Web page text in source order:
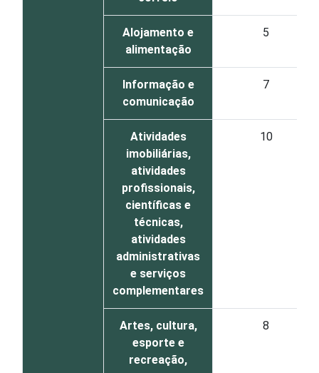
Alojamento e
alimentação
5
Informação e
comunicação
7
Atividades
imobiliárias,
atividades
profissionais,
científicas e
técnicas,
atividades
administrativas
e serviços
complementares
10
Artes, cultura,
esporte e
recreação,
8